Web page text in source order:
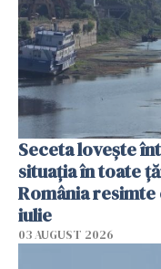
Seceta lovește
situația în toate
România
iulie
03 AUGUST 2026